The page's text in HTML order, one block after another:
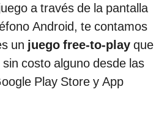
a través de la pantalla
Android, te contamos
un juego free-to-play que
costo alguno desde las
Play Store y App